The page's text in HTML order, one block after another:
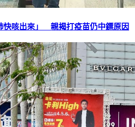
快咳出來」 親揭打疫苗仍中鏢原因